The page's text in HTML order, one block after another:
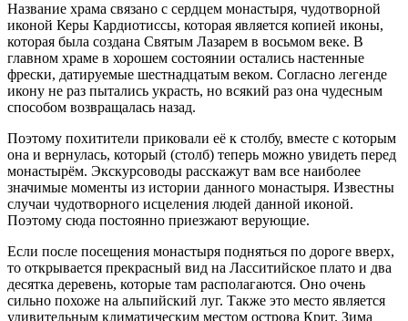
Название храма связано с сердцем монастыря, чудотворной
иконой Керы Кардиотиссы, которая является копией иконы,
которая была создана Святым Лазарем в восьмом веке. В
главном храме в хорошем состоянии остались настенные
фрески, датируемые шестнадцатым веком. Согласно легенде
икону не раз пытались украсть, но всякий раз она чудесным
способом возвращалась назад.
Поэтому похитители приковали её к столбу, вместе с которым
она и вернулась, который (столб) теперь можно увидеть перед
монастырём. Экскурсоводы расскажут вам все наиболее
значимые моменты из истории данного монастыря. Известны
случаи чудотворного исцеления людей данной иконой.
Поэтому сюда постоянно приезжают верующие.
Если после посещения монастыря подняться по дороге вверх,
то открывается прекрасный вид на Ласситийское плато и два
десятка деревень, которые там располагаются. Оно очень
сильно похоже на альпийский луг. Также это место является
удивительным климатическим местом острова Крит. Зима